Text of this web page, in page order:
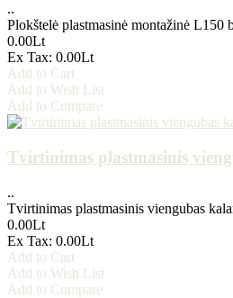
..
Plokštelė plastmasinė montažinė L150
0.00Lt
Ex Tax: 0.00Lt
Add to Cart
Add to Wish List
Add to Compare
Tvirtinimas plastmasinis
..
Tvirtinimas plastmasinis viengubas
0.00Lt
Ex Tax: 0.00Lt
Add to Cart
Add to Wish List
Add to Compare